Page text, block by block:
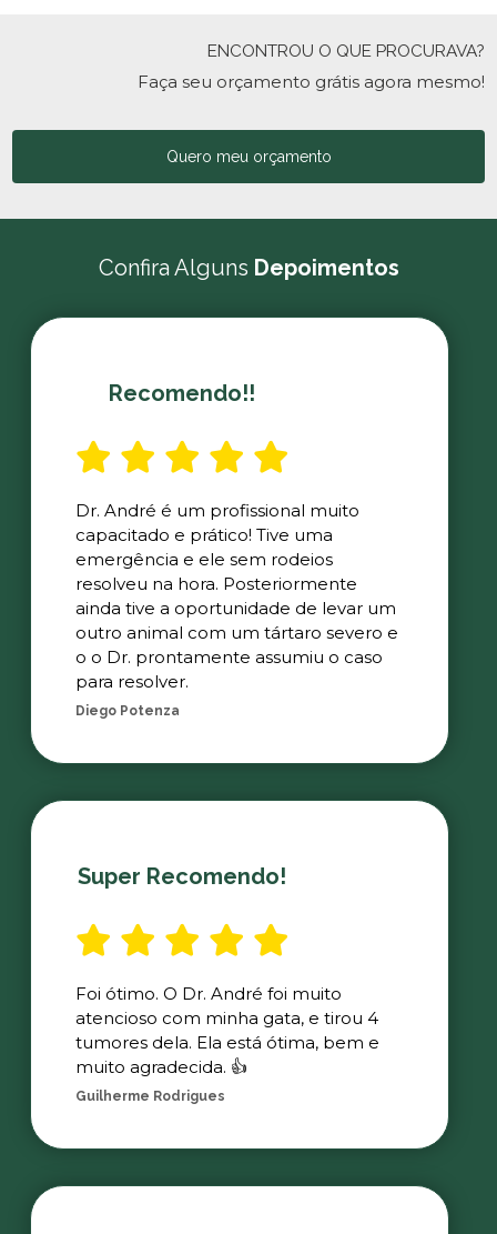
ENCONTROU O QUE PROCURAVA?
Faça seu orçamento grátis agora mesmo!
Quero meu orçamento
Confira Alguns Depoimentos
Recomendo!!
Dr. André é um profissional muito
capacitado e prático! Tive uma
emergência e ele sem rodeios
resolveu na hora. Posteriormente
ainda tive a oportunidade de levar um
outro animal com um tártaro severo e
o o Dr. prontamente assumiu o caso
para resolver.
Diego Potenza
Super Recomendo!
Foi ótimo. O Dr. André foi muito
atencioso com minha gata, e tirou 4
tumores dela. Ela está ótima, bem e
muito agradecida. 👍
Guilherme Rodrigues